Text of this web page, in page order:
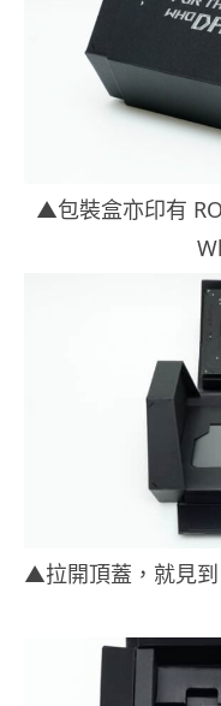
▲包裝盒亦印有
▲拉開頂蓋，就見